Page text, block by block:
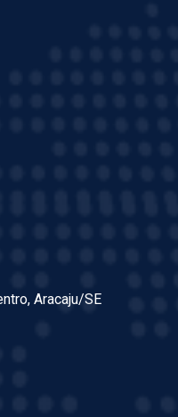
Aracaju/SE